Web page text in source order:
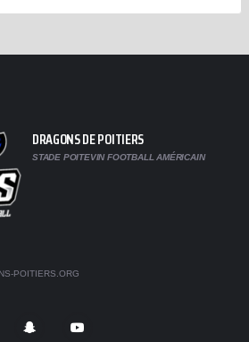
DRAGONS DE POITIERS
STADE POITEVIN FOOTBALL AMÉRICAIN
POITIERS.ORG